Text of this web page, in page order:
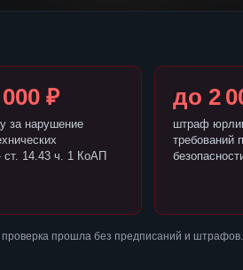
₽
за нарушение
ст. 14.43 ч. 1 КоАП
до 2
штраф
требований
прошла без предписаний и штрафов.